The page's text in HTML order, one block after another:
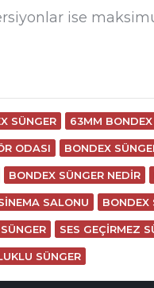
ise
SÜNGER 63MM BONDEX
ODASI BONDEX
BONDEX SÜNGER NEDIR
SALONU BONDEX
SES GEÇIRMEZ
SÜNGER